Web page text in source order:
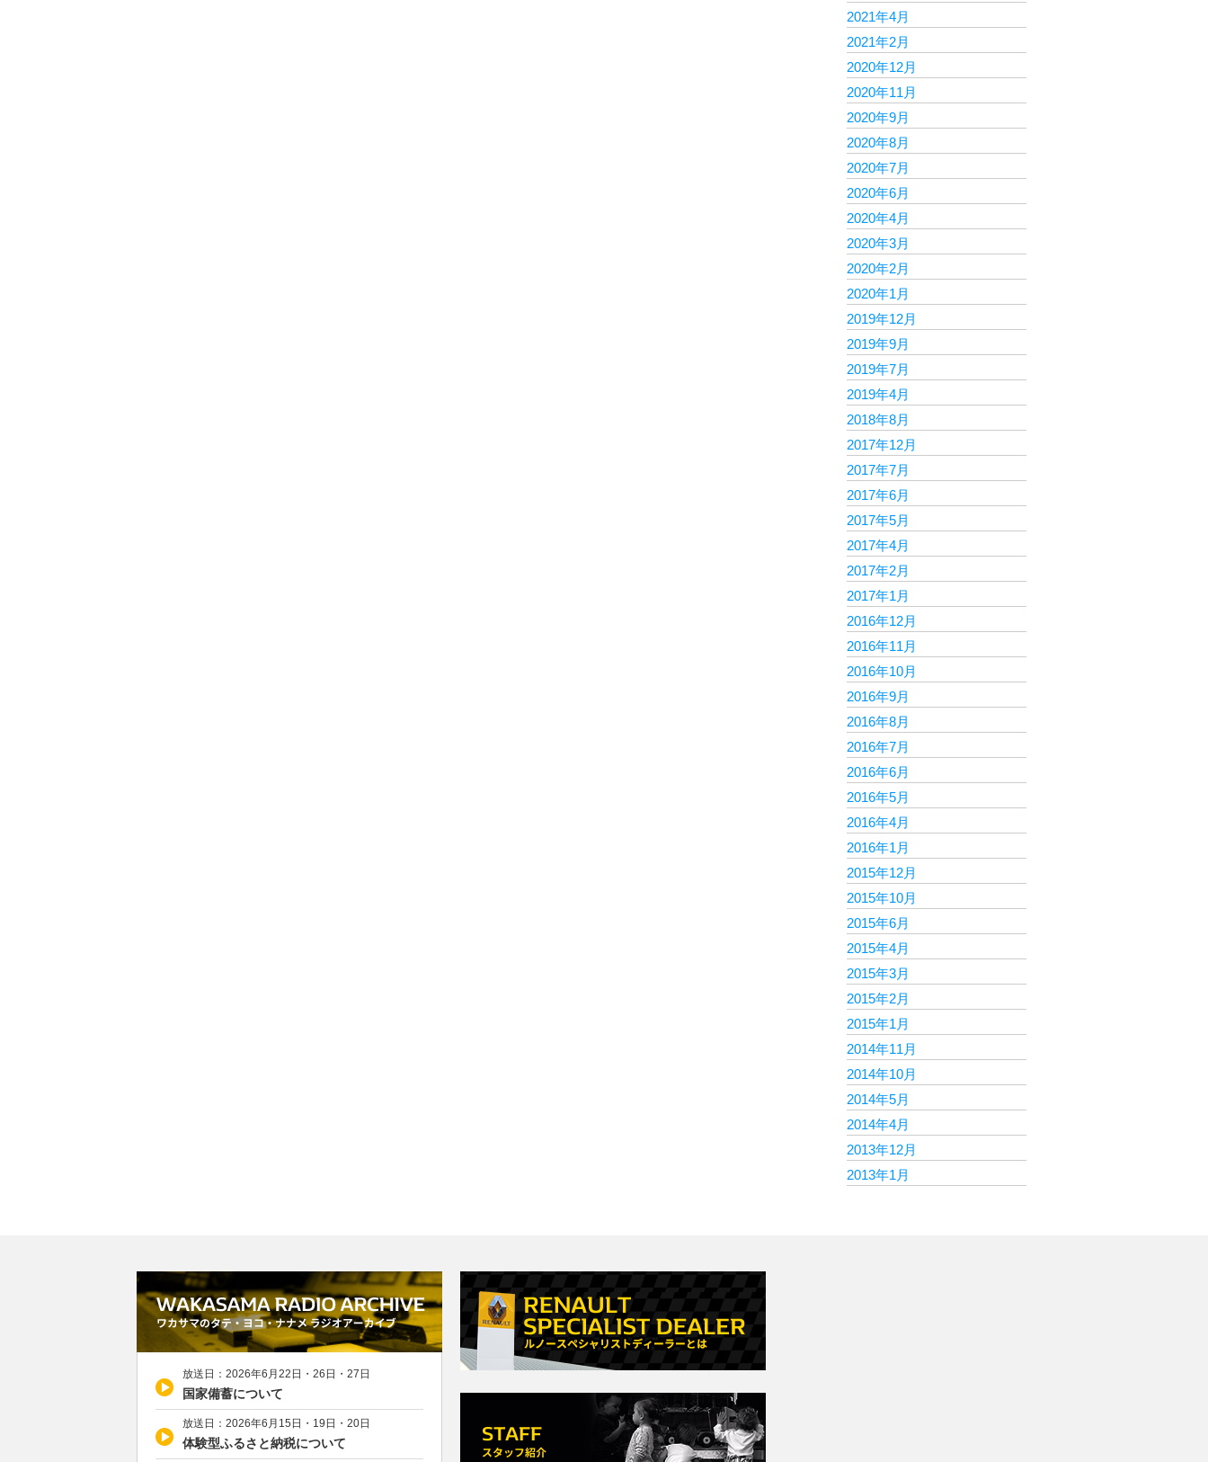
2021年4月
2021年2月
2020年12月
2020年11月
2020年9月
2020年8月
2020年7月
2020年6月
2020年4月
2020年3月
2020年2月
2020年1月
2019年12月
2019年9月
2019年7月
2019年4月
2018年8月
2017年12月
2017年7月
2017年6月
2017年5月
2017年4月
2017年2月
2017年1月
2016年12月
2016年11月
2016年10月
2016年9月
2016年8月
2016年7月
2016年6月
2016年5月
2016年4月
2016年1月
2015年12月
2015年10月
2015年6月
2015年4月
2015年3月
2015年2月
2015年1月
2014年11月
2014年10月
2014年5月
2014年4月
2013年12月
2013年1月
放送日：2026年6月22日・26日・27日
国家備蓄について
放送日：2026年6月15日・19日・20日
体験型ふるさと納税について